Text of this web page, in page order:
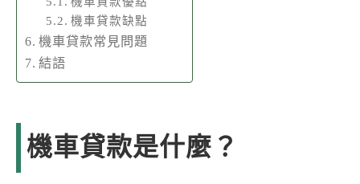
機車貸款缺點
機車貸款常見問題
結語
機車貸款是什麼？